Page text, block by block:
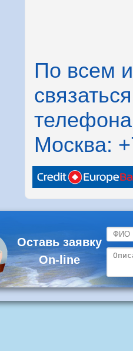
По всем
Москва:
Оставь заявку
On-line